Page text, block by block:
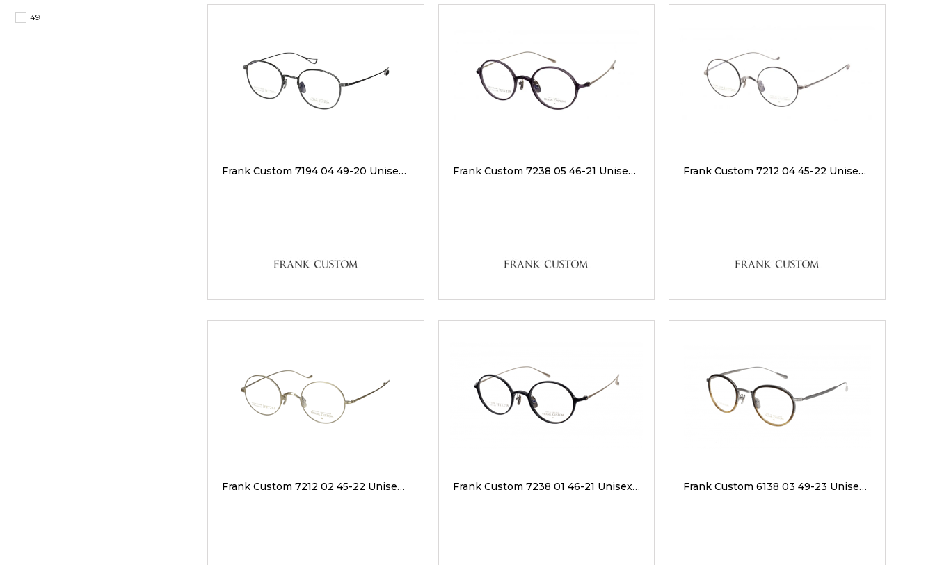
49
Frank Custom 7194 04 49-20 Unisex Optik Gözlükler Frank Custom 7238 05 46-21 Unisex Optik Gözlükler Frank Custom 7212 04 45-22 Unisex Optik Gözlükler
Frank Custom 7212 02 45-22 Unisex Optik Gözlükler Frank Custom 7238 01 46-21 Unisex Optik Gözlükler Frank Custom 6138 03 49-23 Unisex Optik Gözlükler